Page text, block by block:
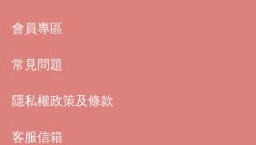
會員專區
常見問題
隱私權政策及條款
客服信箱